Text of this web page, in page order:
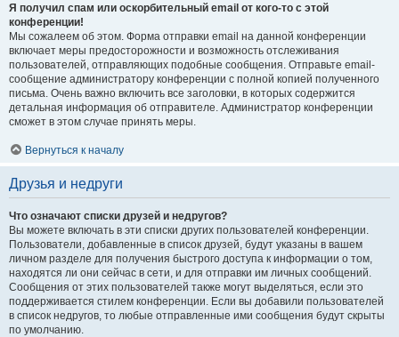
Я получил спам или оскорбительный email от кого-то с этой
конференции!
Мы сожалеем об этом. Форма отправки email на данной конференции
включает меры предосторожности и возможность отслеживания
пользователей, отправляющих подобные сообщения. Отправьте email-
сообщение администратору конференции с полной копией полученного
письма. Очень важно включить все заголовки, в которых содержится
детальная информация об отправителе. Администратор конференции
сможет в этом случае принять меры.
Вернуться к началу
Друзья и недруги
Что означают списки друзей и недругов?
Вы можете включать в эти списки других пользователей конференции.
Пользователи, добавленные в список друзей, будут указаны в вашем
личном разделе для получения быстрого доступа к информации о том,
находятся ли они сейчас в сети, и для отправки им личных сообщений.
Сообщения от этих пользователей также могут выделяться, если это
поддерживается стилем конференции. Если вы добавили пользователей
в список недругов, то любые отправленные ими сообщения будут скрыты
по умолчанию.